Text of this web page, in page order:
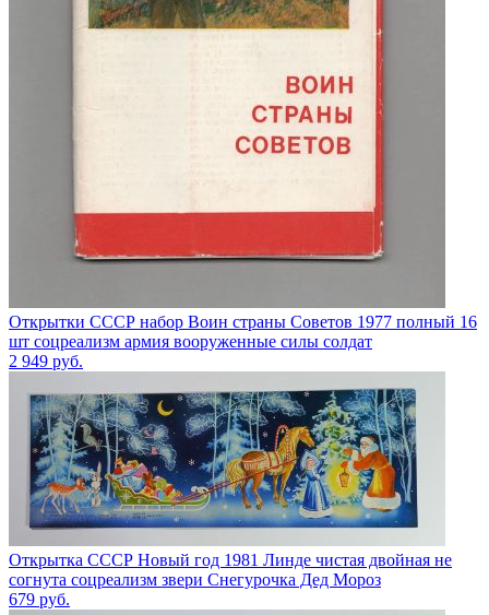
Открытки СССР набор Воин страны Советов 1977 полный 16
шт соцреализм армия вооруженные силы солдат
2 949 руб.
Открытка СССР Новый год 1981 Линде чистая двойная не
согнута соцреализм звери Снегурочка Дед Мороз
679 руб.